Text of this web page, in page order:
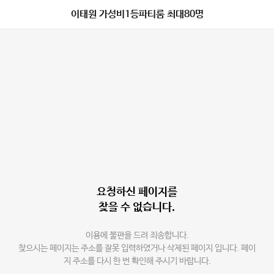
이태원 가성비1등파티룸 최대80명
요청하신 페이지를
찾을 수 없습니다.
이용에 불편을 드려 죄송합니다.
찾으시는 페이지는 주소를 잘못 입력하였거나 삭제된 페이지 입니다. 페이
지 주소를 다시 한 번 확인해 주시기 바랍니다.